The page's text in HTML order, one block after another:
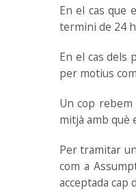
En el cas que
termini de 24
En el cas dels
per motius
Un cop
mitjà amb què
Per tramitar
com a
acceptada cap